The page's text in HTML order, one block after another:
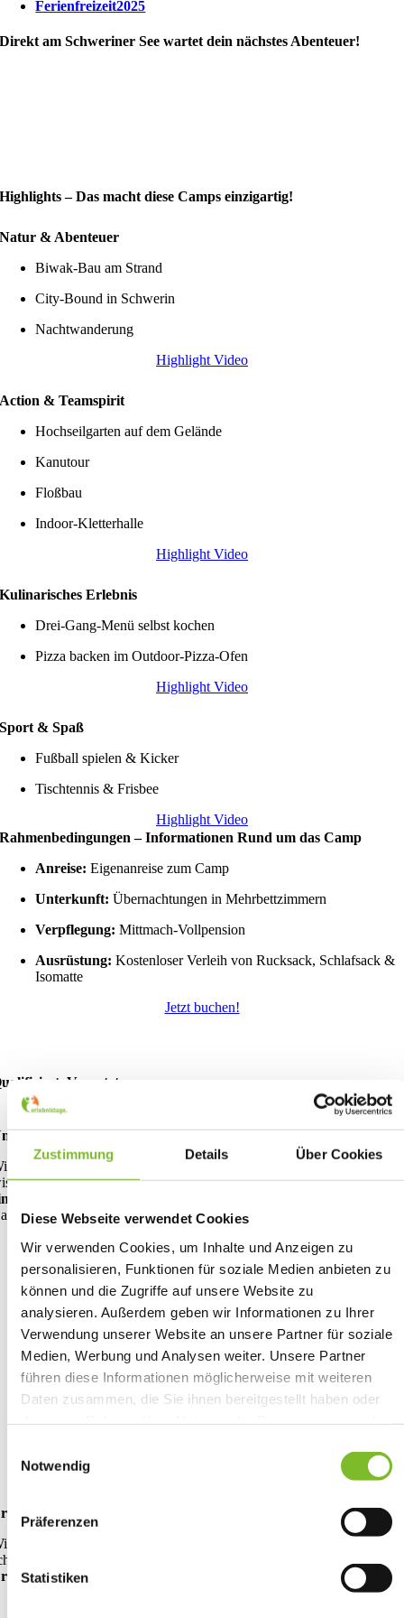
Zustimmung Details Über Cookies
Diese Webseite verwendet Cookies
Wir verwenden Cookies, um Inhalte und Anzeigen zu
personalisieren, Funktionen für soziale Medien anbieten zu
können und die Zugriffe auf unsere Website zu
analysieren. Außerdem geben wir Informationen zu Ihrer
Verwendung unserer Website an unsere Partner für soziale
Medien, Werbung und Analysen weiter. Unsere Partner
führen diese Informationen möglicherweise mit weiteren
Daten zusammen, die Sie ihnen bereitgestellt haben oder
Notwendig
Präferenzen
Statistiken
Ferienfreizeit2025
Direkt am Schweriner See wartet dein nächstes Abenteuer!
Highlights – Das macht diese Camps einzigartig!
Natur & Abenteuer
Biwak-Bau am Strand
City-Bound in Schwerin
Nachtwanderung
Highlight Video
Action & Teamspirit
Hochseilgarten auf dem Gelände
Kanutour
Floßbau
Indoor-Kletterhalle
Highlight Video
Kulinarisches Erlebnis
Drei-Gang-Menü selbst kochen
Pizza backen im Outdoor-Pizza-Ofen
Highlight Video
Sport & Spaß
Fußball spielen & Kicker
Tischtennis & Frisbee
Highlight Video
Rahmenbedingungen – Informationen Rund um das Camp
Anreise:Eigenanreise zum Camp
Unterkunft: Übernachtungen in Mehrbettzimmern
Verpflegung:Mittmach-Vollpension
Ausrüstung:Kostenloser Verleih von Rucksack, Schlafsack &
Isomatte
Jetzt buchen!
Vernetzt.
Betreuungskonzept – Sicherheit & Verlässlichkeit
wissen, wie wichtig es Eltern ist, ihre Kinder gut aufgehoben zu
Deshalb legen wir besonderen Wert auf eineprofessionelle,
und verlässliche Betreuung
Persönliche Betreuung: Unseregeschulten
Erlebnispädagog*innen
begleiten die Teilnehmenden mit
Erfahrung & Herz
Optimaler Betreuungsschlüssel: 1 Teamer pro 10 Kindersorgt
für individuelle Unterstützung & Sicherheit
Rund um die Uhr Betreuung:Unser Team istimmer
ansprechbar, auch nachts.
Sicherheitsstandards: Alle Betreuer*innen haben ein
sicher & wohl fühlen,
Herausforderungen meistern und unvergessliche Erlebnisse
für Eltern – Immer informiert
möchten, dass Eltern ihre Kinder
Deshalb sorgen wir für eine
während des gesamten Aufenthalts.